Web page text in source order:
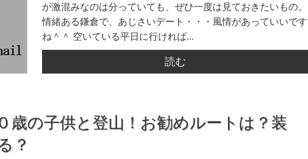
が激混みなのは分っていても、ぜひ一度は見ておきたいもの。
情緒ある鎌倉で、あじさいデート・・・風情があっていいです
ね＾＾ 空いている平日に行ければ...
読む
歳の子供と登山！お勧めルートは？装
？